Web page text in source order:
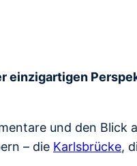
einzigartigen
und den Blick
– die Karlsbrücke,